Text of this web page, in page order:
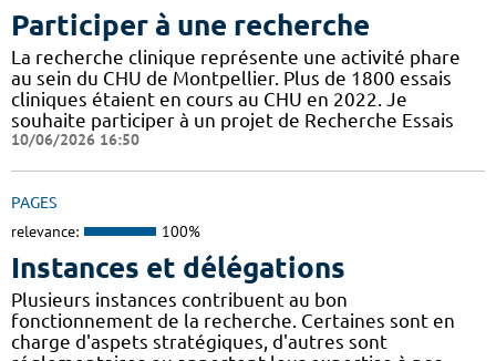
Participer à une recherche
La recherche clinique représente une activité phare
au sein du CHU de Montpellier. Plus de 1800 essais
cliniques étaient en cours au CHU en 2022. Je
souhaite participer à un projet de Recherche Essais
10/06/2026 16:50
PAGES
relevance: 100%
Instances et délégations
Plusieurs instances contribuent au bon
fonctionnement de la recherche. Certaines sont en
charge d'aspets stratégiques, d'autres sont